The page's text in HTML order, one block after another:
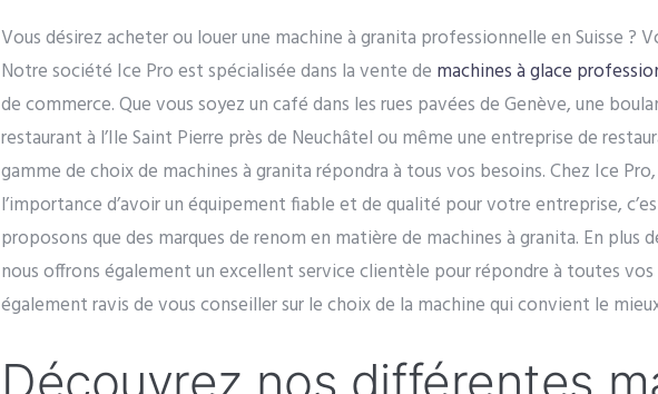
Vous désirez acheter ou louer une machine à granita professionnelle en Suisse ?
Notre société Ice Pro est spécialisée dans la vente de machines à glace
de commerce. Que vous soyez un café dans les rues pavées de Genève, une
restaurant à l’Ile Saint Pierre près de Neuchâtel ou même une entreprise de
gamme de choix de machines à granita répondra à tous vos besoins. Chez Ice
l’importance d’avoir un équipement fiable et de qualité pour votre entreprise,
proposons que des marques de renom en matière de machines à granita. En plus
nous offrons également un excellent service clientèle pour répondre à toutes vos
également ravis de vous conseiller sur le choix de la machine qui convient le
Découvrez nos différentes